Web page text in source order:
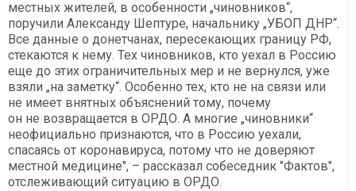
местных жителей, в особенности „чиновников“,
поручили Александу Шептуре, начальнику „УБОП ДНР“.
Все данные о донетчанах, пересекающих границу РФ,
стекаются к нему. Тех чиновников, кто уехал в Россию
еще до этих ограничительных мер и не вернулся, уже
взяли „на заметку“. Особенно тех, кто не на связи или
не имеет внятных объяснений тому, почему
он не возвращается в ОРДО. А многие „чиновники“
неофициально признаются, что в Россию уехали,
спасаясь от коронавируса, потому что не доверяют
местной медицине", – рассказал собеседник "Фактов",
отслеживающий ситуацию в ОРДО.